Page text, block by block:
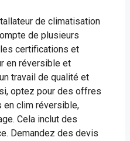
de climatisation
de plusieurs
certifications et
en réversible et
travail de qualité et
optez pour des offres
clim réversible,
Cela inclut des
Demandez des devis